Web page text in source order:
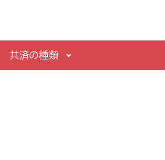
共済の種類